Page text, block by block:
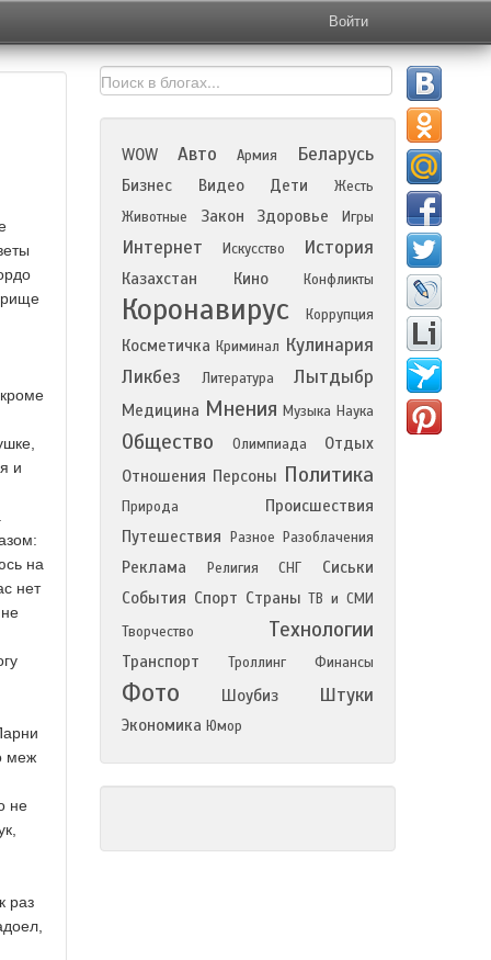
Войти
и
на
нет
меж
не
раз
WOW Авто Армия Беларусь
Бизнес Видео Дети
Жесть
Животные
Закон Здоровье Игры
Интернет Искусство История
Казахстан Кино Конфликты
Коронавирус Коррупция
Косметичка Криминал Кулинария
Ликбез
Литература Лытдыбр
Медицина Мнения Музыка Наука
Общество Олимпиада
Отдых
Отношения Персоны Политика
Природа
Происшествия
Путешествия
Разное Разоблачения
Реклама Религия СНГ
Сиськи
События Спорт Страны ТВ и СМИ
Творчество
Технологии
Транспорт Троллинг Финансы
Фото Шоубиз Штуки
Экономика Юмор